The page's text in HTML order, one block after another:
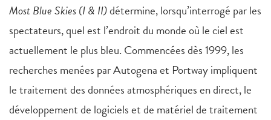
Most Blue Skies (I & II)détermine, lorsqu’interrogé par les
spectateurs, quel est l’endroit du monde où le ciel est
actuellement le plus bleu. Commencées dès 1999, les
recherches menées par Autogena et Portway impliquent
le traitement des données atmosphériques en direct, le
développement de logiciels et de matériel de traitement